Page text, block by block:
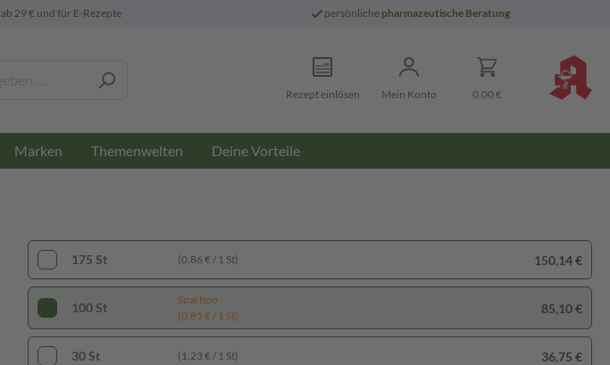
ab 29 € und für E-Rezepte persönliche pharmazeutische Beratung
Rezept einlösen Mein Konto 0,00 €
Marken Themenwelten Deine Vorteile
175 St (0,86 € / 1 St) 150,14 €
100 St
Spartipp
(0,85 € / 1 St)
85,10 €
30 St (1,23 € / 1 St) 36,75 €